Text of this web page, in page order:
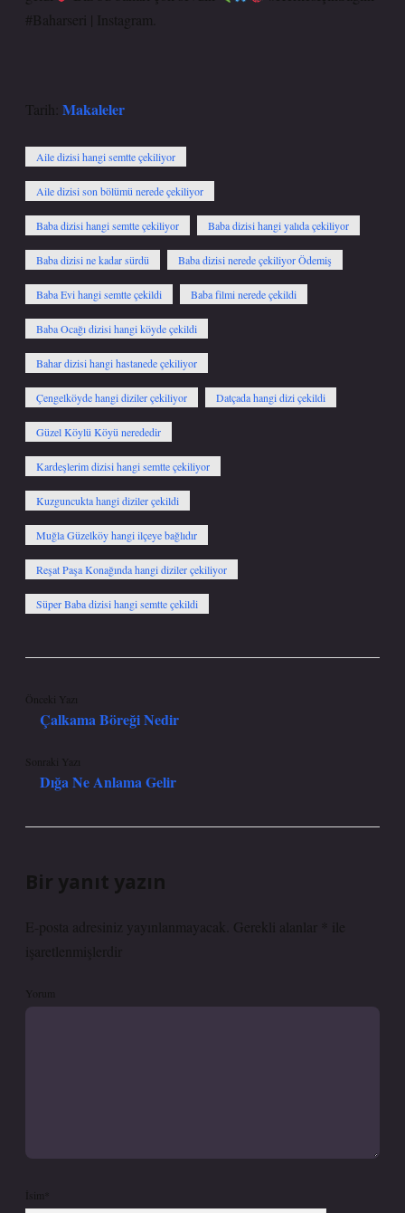
#Baharseri | Instagram.
Tarih: Makaleler
Aile dizisi hangi semtte çekiliyor
Aile dizisi son bölümü nerede çekiliyor
Baba dizisi hangi semtte çekiliyor Baba dizisi hangi yalıda çekiliyor
Baba dizisi ne kadar sürdü Baba dizisi nerede çekiliyor Ödemiş
Baba Evi hangi semtte çekildi Baba filmi nerede çekildi
Baba Ocağı dizisi hangi köyde çekildi
Bahar dizisi hangi hastanede çekiliyor
Çengelköyde hangi diziler çekiliyor Datçada hangi dizi çekildi
Güzel Köylü Köyü nerededir
Kardeşlerim dizisi hangi semtte çekiliyor
Kuzguncukta hangi diziler çekildi
Muğla Güzelköy hangi ilçeye bağlıdır
Reşat Paşa Konağında hangi diziler çekiliyor
Süper Baba dizisi hangi semtte çekildi
Önceki Yazı
Çalkama Böreği Nedir
Sonraki Yazı
Dığa Ne Anlama Gelir
Bir yanıt yazın
E-posta adresiniz yayınlanmayacak. Gerekli alanlar
ile
işaretlenmişlerdir
Yorum
İsim*